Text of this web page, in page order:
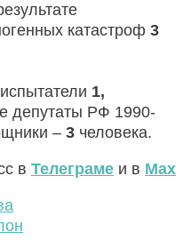
катастроф 3
1,
депутаты РФ 1990-
– 3 человека.
в Телеграме и в Max